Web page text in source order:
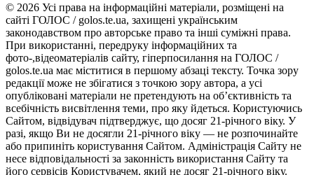
© 2026 Усі права на інформаційні матеріали, розміщені на
сайті ГОЛОС / golos.te.ua, захищені українським
законодавством про авторське право та інші суміжні права.
При використанні, передруку інформаційних та
фото-,відеоматеріалів сайту, гіперпосилання на ГОЛОС /
golos.te.ua має міститися в першому абзаці тексту. Точка зору
редакції може не збігатися з точкою зору автора, а усі
опубліковані матеріали не претендують на об’єктивність та
всебічність висвітлення теми, про яку йдеться. Користуючись
Сайтом, відвідувач підтверджує, що досяг 21-річного віку. У
разі, якщо Ви не досягли 21-річного віку — не розпочинайте
або припиніть користування Сайтом. Адміністрація Сайту не
несе відповідальності за законність використання Сайту та
його сервісів Користувачем, який не досяг 21-річного віку.